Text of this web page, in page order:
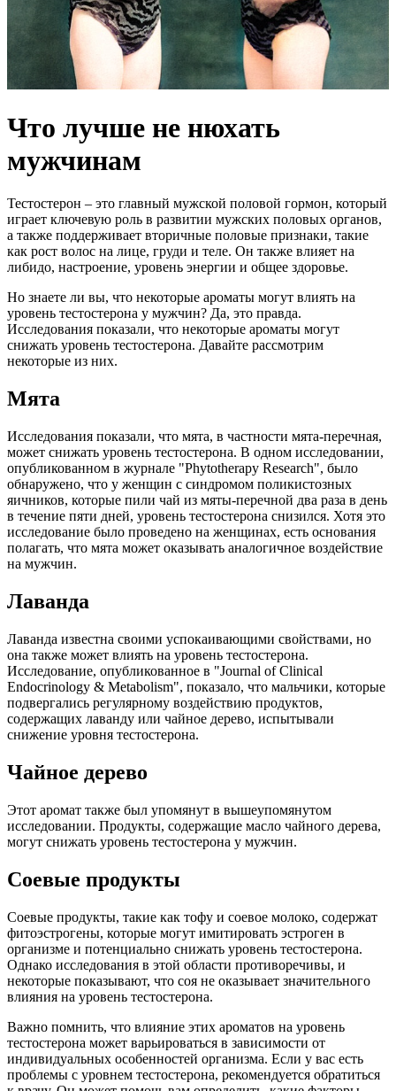
Что лучше не нюхать
мужчинам
Тестостерон – это главный мужской половой гормон, который
играет ключевую роль в развитии мужских половых органов,
а также поддерживает вторичные половые признаки, такие
как рост волос на лице, груди и теле. Он также влияет на
либидо, настроение, уровень энергии и общее здоровье.
Но знаете ли вы, что некоторые ароматы могут влиять на
уровень тестостерона у мужчин? Да, это правда.
Исследования показали, что некоторые ароматы могут
снижать уровень тестостерона. Давайте рассмотрим
некоторые из них.
Мята
Исследования показали, что мята, в частности мята-перечная,
может снижать уровень тестостерона. В одном исследовании,
опубликованном в журнале "Phytotherapy Research", было
обнаружено, что у женщин с синдромом поликистозных
яичников, которые пили чай из мяты-перечной два раза в день
в течение пяти дней, уровень тестостерона снизился. Хотя это
исследование было проведено на женщинах, есть основания
полагать, что мята может оказывать аналогичное воздействие
на мужчин.
Лаванда
Лаванда известна своими успокаивающими свойствами, но
она также может влиять на уровень тестостерона.
Исследование, опубликованное в "Journal of Clinical
Endocrinology & Metabolism", показало, что мальчики, которые
подвергались регулярному воздействию продуктов,
содержащих лаванду или чайное дерево, испытывали
снижение уровня тестостерона.
Чайное дерево
Этот аромат также был упомянут в вышеупомянутом
исследовании. Продукты, содержащие масло чайного дерева,
могут снижать уровень тестостерона у мужчин.
Соевые продукты
Соевые продукты, такие как тофу и соевое молоко, содержат
фитоэстрогены, которые могут имитировать эстроген в
организме и потенциально снижать уровень тестостерона.
Однако исследования в этой области противоречивы, и
некоторые показывают, что соя не оказывает значительного
влияния на уровень тестостерона.
Важно помнить, что влияние этих ароматов на уровень
тестостерона может варьироваться в зависимости от
индивидуальных особенностей организма. Если у вас есть
проблемы с уровнем тестостерона, рекомендуется обратиться